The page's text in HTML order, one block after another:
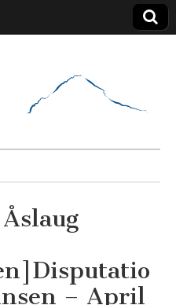
– April